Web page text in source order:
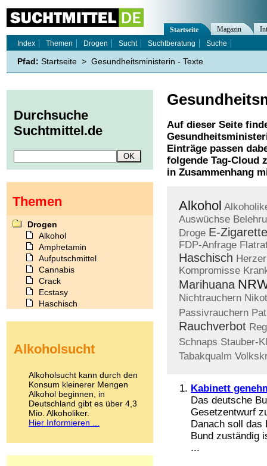
Auf dieser Seite
Einträge passen
folgende Tag-Cloud
in Zusammenhang
Alkohol
Auswüchse
Droge E-
FDP-Anfrage
Haschisch
Kompromisse
Marihuana
Nichtrauchern
Passivrauchern
Rauchverbot
Schnaps Stauber-
Tabakqualm
Kabinett
Das deutsche
Gesetzentwurf
Danach soll das
Bund zuständig
...
Startseite Magazin
Index
Themen Drogen Sucht Suchtberatung Suche
Pfad: Startseite > Gesundheitsministerin - Texte
Durchsuche
Suchtmittel.de
Themen
Drogen
Alkohol
Amphetamin
Aufputschmittel
Cannabis
Crack
Ecstasy
Haschisch
Kokain
LSD
Marihuana
Medikamente
Meskalin
Metamphetamin
Methadon
Alkoholsucht
Alkoholsucht kann durch den
Konsum kleinerer Mengen
Alkohol beginnen, in
Deutschland gibt es über 4,3
Mio. Alkoholiker.
Hier Informieren ...